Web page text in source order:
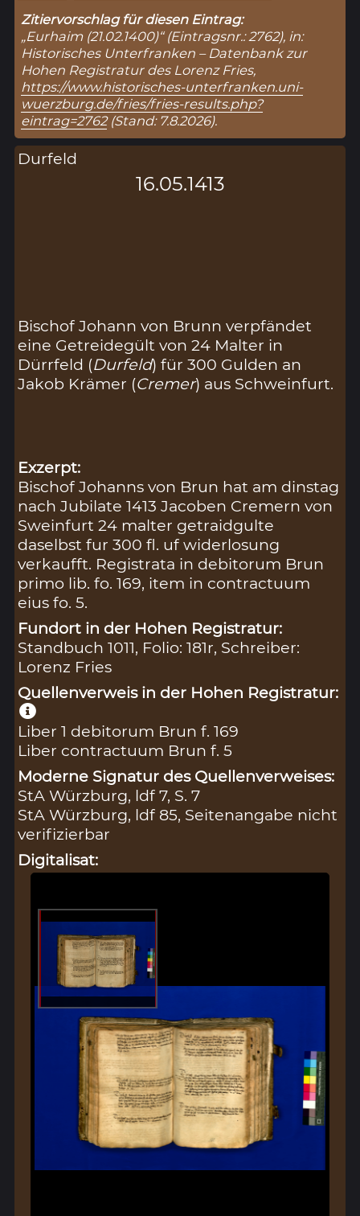
Zitiervorschlag für diesen Eintrag:
„Eurhaim (21.02.1400)“ (Eintragsnr.: 2762), in:
Historisches Unterfranken – Datenbank zur
Hohen Registratur des Lorenz Fries,
https://www.historisches-unterfranken.uni-
wuerzburg.de/fries/fries-results.php?
eintrag=2762(Stand: 7.8.2026).
Durfeld
16.05.1413
Bischof Johann von Brunn verpfändet
eine Getreidegült von 24 Malter in
Dürrfeld (Durfeld) für 300 Gulden an
Jakob Krämer (Cremer) aus Schweinfurt.
Exzerpt:
Bischof Johanns von Brun hat am dinstag
nach Jubilate 1413 Jacoben Cremern von
Sweinfurt 24 malter getraidgulte
daselbst fur 300 fl. uf widerlosung
verkaufft. Registrata in debitorum Brun
primo lib. fo. 169, item in contractuum
eius fo. 5.
Fundort in der Hohen Registratur:
Standbuch 1011, Folio: 181r, Schreiber:
Lorenz Fries
Quellenverweis in der Hohen Registratur:
Liber 1 debitorum Brun f. 169
Liber contractuum Brun f. 5
Moderne Signatur des Quellenverweises:
StA Würzburg, ldf 7, S. 7
StA Würzburg, ldf 85, Seitenangabe nicht
verifizierbar
Digitalisat: